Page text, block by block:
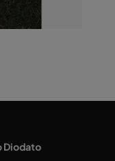
Diodato